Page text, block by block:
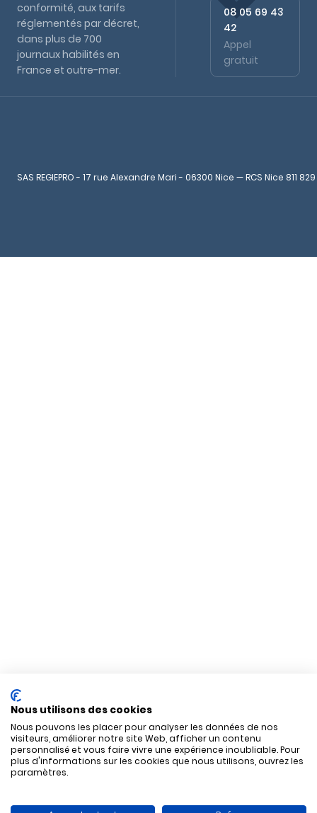
conformité, aux tarifs
réglementés par décret,
dans plus de 700
journaux habilités en
France et outre-mer.
08 05 69 43
42
Appel
gratuit
SAS REGIEPRO - 17 rue Alexandre Mari - 06300 Nice — RCS Nice 811
Nous utilisons des cookies
Nous pouvons les placer pour analyser les données de nos
visiteurs, améliorer notre site Web, afficher un contenu
personnalisé et vous faire vivre une expérience inoubliable. Pour
plus d'informations sur les cookies que nous utilisons, ouvrez les
paramètres.